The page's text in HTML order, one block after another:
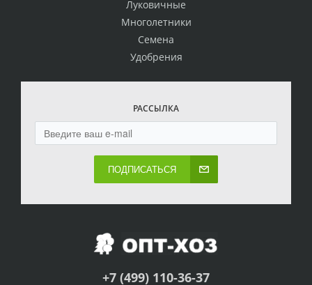
Луковичные
Многолетники
Семена
Удобрения
РАССЫЛКА
ПОДПИСАТЬСЯ
+7 (499) 110-36-37